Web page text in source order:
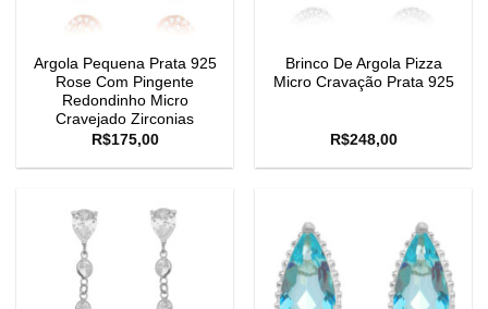
Argola Pequena Prata 925
Rose Com Pingente
Redondinho Micro
Cravejado Zirconias
R$175,00
Brinco De Argola Pizza
Micro Cravação Prata 925
R$248,00